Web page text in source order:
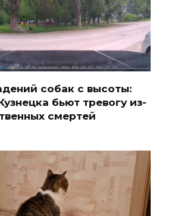
собак с высоты:
бьют тревогу из-
смертей